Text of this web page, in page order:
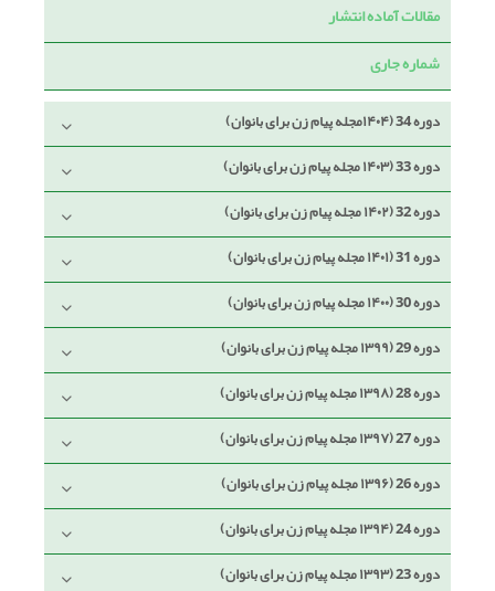
مقالات آماده انتشار
شماره جاری
دوره 34 (۱۴۰۴مجله پیام زن برای بانوان)
دوره 33 (۱۴۰۳ مجله پیام زن برای بانوان)
دوره 32 (۱۴۰۲ مجله پیام زن برای بانوان)
دوره 31 (۱۴۰۱ مجله پیام زن برای بانوان)
دوره 30 (۱۴۰۰ مجله پیام زن برای بانوان)
دوره 29 (۱۳۹۹ مجله پیام زن برای بانوان)
دوره 28 (۱۳۹۸ مجله پیام زن برای بانوان)
دوره 27 (۱۳۹۷ مجله پیام زن برای بانوان)
دوره 26 (۱۳۹۶ مجله پیام زن برای بانوان)
دوره 24 (۱۳۹۴ مجله پیام زن برای بانوان)
دوره 23 (۱۳۹۳ مجله پیام زن برای بانوان)